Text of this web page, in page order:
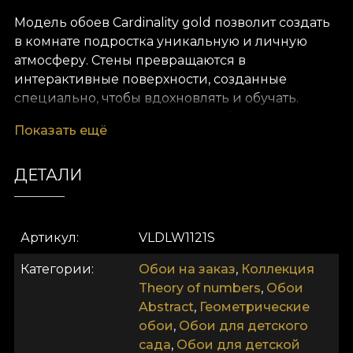
Модель обоев Cardinality gold позволит создать
в комнате подростка уникальную и личную
атмосферу. Стены превращаются в
интерактивные поверхности, созданные
специально, чтобы вдохновлять и обучать.
возможность изучать точные науки элегантно и
вручную художниками House of VLAdiLA. Так она
становится мостом между знанием и красотой,
комнату в по‑настоящему запоминающееся
пространство.
Как и все наши обои, модель Cardinality gold
производится на основе Vlies. Это нетканый
материал, очень прочный и долговечный. Мы
предлагаем три разных текстуры, чтобы вы
Показать ещё
ДЕТАЛИ
Артикул VLDLW1121S
Категории Обои на заказ, Коллекция
Theory of numbers, Обои
Abstract, Геометрические
обои, Обои для детского
сада, Обои для детской